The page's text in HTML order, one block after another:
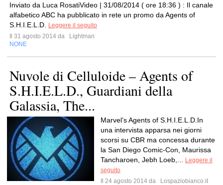
Inviato da Luca RosatiVideo | 31/08/2014 ( ore 18:36 ) : Il canale
alfabetico ABC ha pubblicato in rete un promo da Agents of
S.H.I.E.L.D.
Leggere il seguito
Il 31 agosto 2014 da
Lightman
NONE
Nuvole di Celluloide – Agents of
S.H.I.E.L.D., Guardiani della
Galassia, The...
Marvel’s Agents of S.H.I.E.L.D.In
una intervista apparsa nei giorni
scorsi su CBR ma concessa durante
la San Diego Comic-Con, Maurissa
Tancharoen, Jebh Loeb,...
Leggere il
seguito
Il 24 agosto 2014 da
Lospaziobianco.it